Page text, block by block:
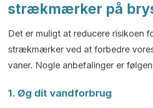
strækmærker på
Det er muligt at reducere risikoen
strækmærker ved at forbedre
vaner. Nogle anbefalinger er
1. Øg dit vandforbrug